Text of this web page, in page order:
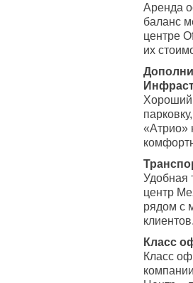
Аренда
баланс
центре
их
Хороший
«Атрио»
Удобная
центр
рядом с
клиентов.
Класс
Класс